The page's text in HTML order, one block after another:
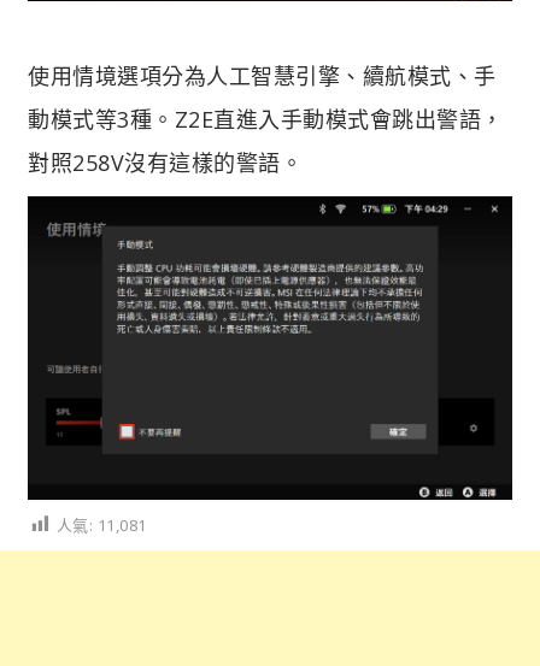
使用情境選項分為人工智慧引擎、續航模式、手
動模式等3種。 Z2E直進入手動模式會跳出警語，
對照258V沒有這樣的警語。
人氣: 11,081